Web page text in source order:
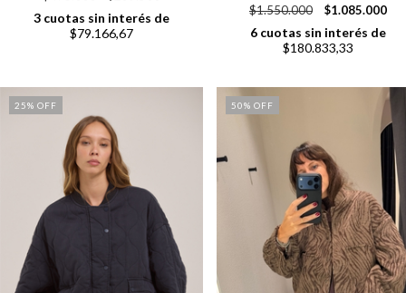
3 cuotas sin interés de
$79.166,67
$1.550.000 $1.085.000
6 cuotas sin interés de
$180.833,33
25% OFF 50% OFF